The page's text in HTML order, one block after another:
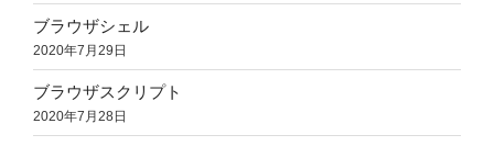
ブラウザシェル
2020年7月29日
ブラウザスクリプト
2020年7月28日